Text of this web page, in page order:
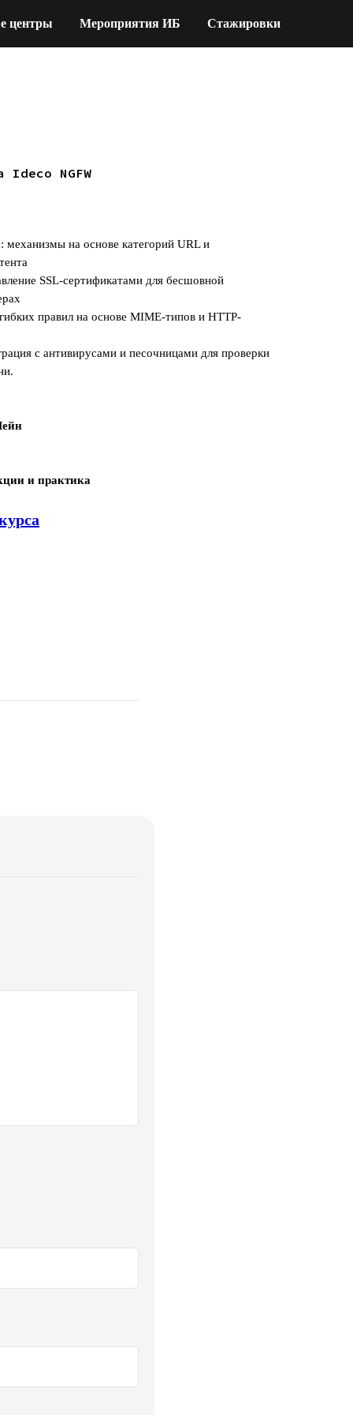
центры Мероприятия ИБ Стажировки
Ideco NGFW
механизмы на основе категорий URL и
SSL-сертификатами для бесшовной
правил на основе MIME-типов и HTTP-
с антивирусами и песочницами для проверки
и практика